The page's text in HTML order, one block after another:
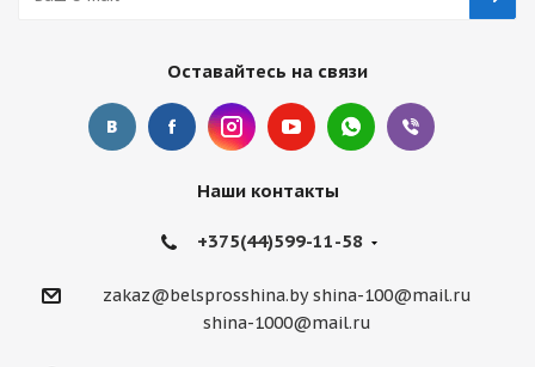
Оставайтесь на связи
Наши контакты
+375(44)599-11-58
zakaz@belsprosshina.by shina-100@mail.ru
shina-1000@mail.ru